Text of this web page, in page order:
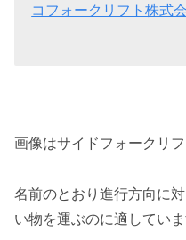
コフォークリフト株式
画像はサイドフォークリ
名前のとおり進行方向に
い物を運ぶのに適していま